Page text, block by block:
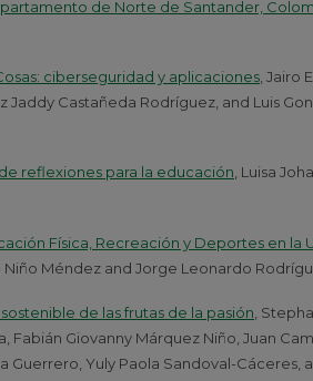
de Norte de Santander,
ciberseguridad y aplicaciones , Jairo
Jaddy Castañeda Rodríguez, and Luis
reflexiones para la educación, Luisa
Física, Recreación y Deportes en la
Niño Méndez and Jorge Leonardo
de las frutas de la pasión ,
Fabián Giovanny Márquez Niño, Juan
Guerrero, Yuly Paola Sandoval-Cáceres,